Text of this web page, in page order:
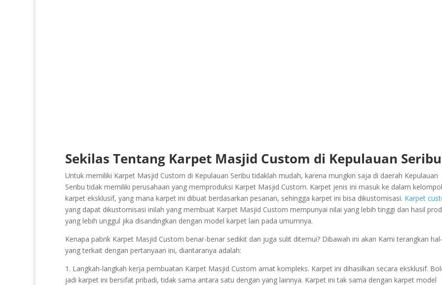
Sekilas Tentang Karpet Masjid Custom di Kepulauan
Untuk memiliki Karpet Masjid Custom di Kepulauan Seribu tidaklah mudah, karena mungkin saja di daerah Kepulauan
Seribu tidak memiliki perusahaan yang memproduksi Karpet Masjid Custom. Karpet jenis ini masuk ke dalam
karpet eksklusif, yang mana karpet ini dibuat berdasarkan pesanan, sehingga karpet ini bisa dikustomisasi. Karpet
yang dapat dikustomisasi inilah yang membuat Karpet Masjid Custom mempunyai nilai yang lebih tinggi dan hasil
yang lebih unggul jika disandingkan dengan model karpet lain pada umumnya.
Kenapa pabrik Karpet Masjid Custom benar-benar sedikit dan juga sulit ditemui? Dibawah ini akan Kami terangkan
yang terkait dengan pertanyaan ini, diantaranya adalah:
1. Langkah-langkah kerja pembuatan Karpet Masjid Custom amat kompleks. Karpet ini dihasilkan secara eksklusif.
jadi karpet ini bersifat pribadi, tidak sama antara satu dengan yang lainnya. Karpet ini tak sama dengan karpet model